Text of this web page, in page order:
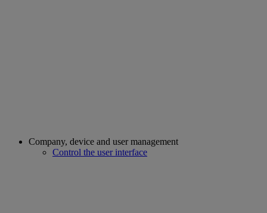
Company, device and user management
Control the user interface